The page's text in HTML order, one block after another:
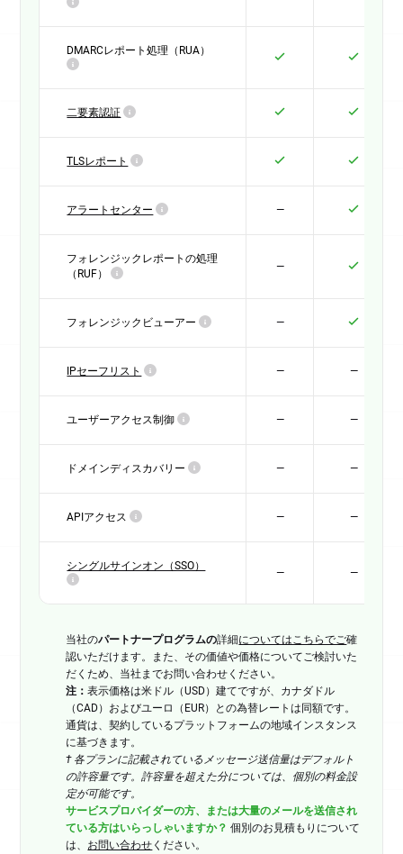
DMARCレポート処理（RUA）
二要素認証
TLSレポート
アラートセンター —
フォレンジックレポートの処理
（RUF）
—
フォレンジックビューアー —
IPセーフリスト — —
ユーザーアクセス制御 — —
ドメインディスカバリー — —
APIアクセス — —
シングルサインオン（SSO）
— —
当社のパートナープログラムの詳細についてはこちらでご確
認いただけます。また、その価値や価格についてご検討いた
だくため、当社までお問い合わせください。
注：表示価格は米ドル（USD）建てですが、カナダドル
（CAD）およびユーロ（EUR）との為替レートは同額です。
通貨は、契約しているプラットフォームの地域インスタンス
に基づきます。
† 各プランに記載されているメッセージ送信量はデフォルト
の許容量です。許容量を超えた分については、個別の料金設
定が可能です。
サービスプロバイダーの方、または大量のメールを送信され
ている方はいらっしゃいますか？ 個別のお見積もりについて
は、 お問い合わせ ください。